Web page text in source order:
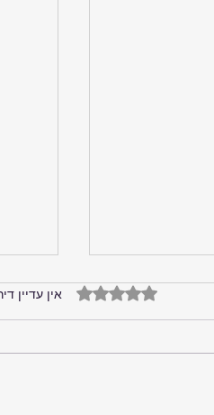
דירוג של 0 מתוך 5 כוכבים אין עדיין